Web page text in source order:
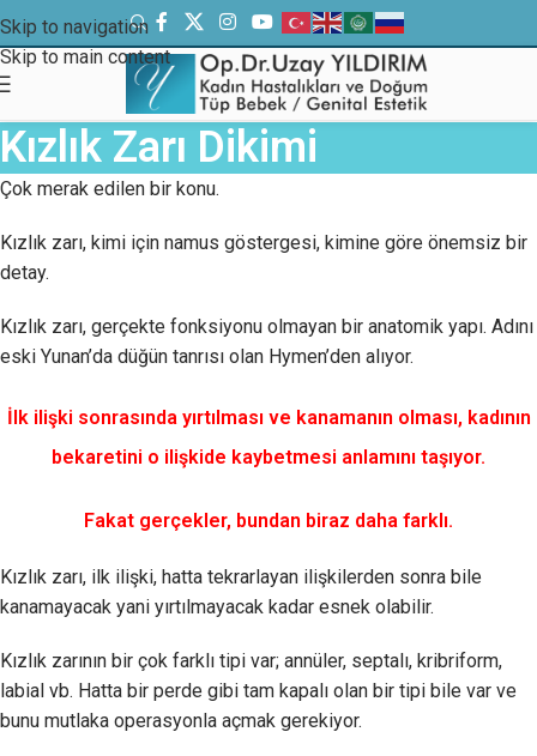
Skip to navigation
Skip to main content
Kızlık Zarı Dikimi
Çok merak edilen bir konu.
Kızlık zarı, kimi için namus göstergesi, kimine göre önemsiz bir
detay.
Kızlık zarı, gerçekte fonksiyonu olmayan bir anatomik yapı. Adını
eski Yunan’da düğün tanrısı olan Hymen’den alıyor.
İlk ilişki sonrasında yırtılması ve kanamanın olması, kadının
bekaretini o ilişkide kaybetmesi anlamını taşıyor.
Fakat gerçekler, bundan biraz daha farklı.
Kızlık zarı, ilk ilişki, hatta tekrarlayan ilişkilerden sonra bile
kanamayacak yani yırtılmayacak kadar esnek olabilir.
Kızlık zarının bir çok farklı tipi var; annüler, septalı, kribriform,
labial vb. Hatta bir perde gibi tam kapalı olan bir tipi bile var ve
bunu mutlaka operasyonla açmak gerekiyor.